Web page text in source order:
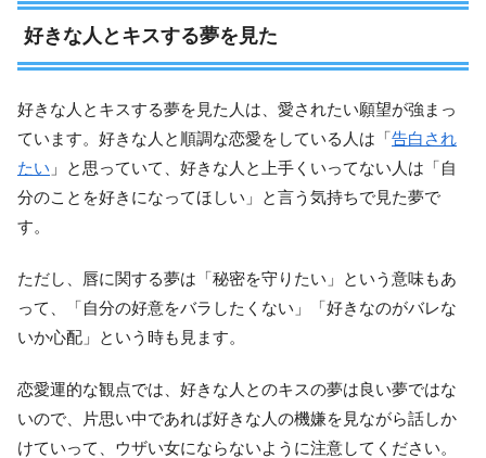
好きな人とキスする夢を見た
好きな人とキスする夢を見た人は、愛されたい願望が強まっ
ています。好きな人と順調な恋愛をしている人は「告白され
たい 」と思っていて、好きな人と上手くいってない人は「自
分のことを好きになってほしい」と言う気持ちで見た夢で
す。
ただし、唇に関する夢は「秘密を守りたい」という意味もあ
って、「自分の好意をバラしたくない」「好きなのがバレな
いか心配」という時も見ます。
恋愛運的な観点では、好きな人とのキスの夢は良い夢ではな
いので、片思い中であれば好きな人の機嫌を見ながら話しか
けていって、ウザい女にならないように注意してください。